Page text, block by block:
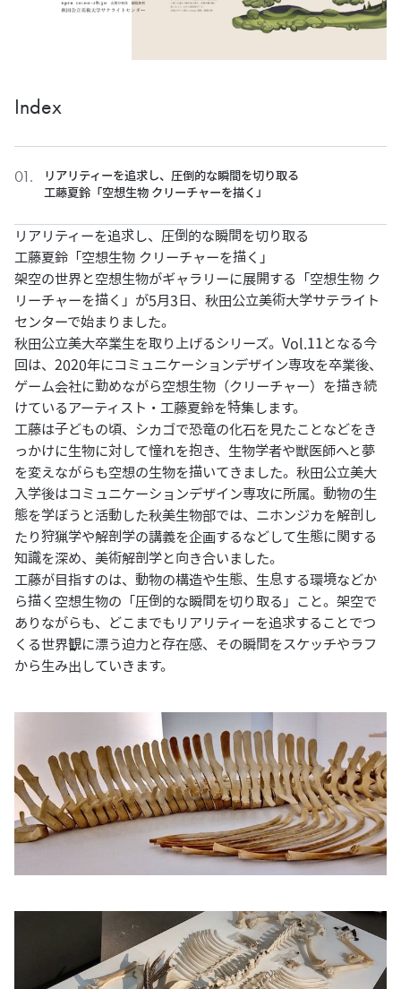
Index
リアリティーを追求し、圧倒的な瞬間を切り取る
工藤夏鈴「空想生物 クリーチャーを描く」
リアリティーを追求し、圧倒的な瞬間を切り取る
工藤夏鈴「空想生物 クリーチャーを描く」
架空の世界と空想生物がギャラリーに展開する「空想生物 ク
リーチャーを描く」が5月3日、秋田公立美術大学サテライト
センターで始まりました。
秋田公立美大卒業生を取り上げるシリーズ。Vol.11となる今
回は、2020年にコミュニケーションデザイン専攻を卒業後、
ゲーム会社に勤めながら空想生物（クリーチャー）を描き続
けているアーティスト・工藤夏鈴を特集します。
工藤は子どもの頃、シカゴで恐竜の化石を見たことなどをき
っかけに生物に対して憧れを抱き、生物学者や獣医師へと夢
を変えながらも空想の生物を描いてきました。秋田公立美大
入学後はコミュニケーションデザイン専攻に所属。動物の生
態を学ぼうと活動した秋美生物部では、ニホンジカを解剖し
たり狩猟学や解剖学の講義を企画するなどして生態に関する
知識を深め、美術解剖学と向き合いました。
工藤が目指すのは、動物の構造や生態、生息する環境などか
ら描く空想生物の「圧倒的な瞬間を切り取る」こと。架空で
ありながらも、どこまでもリアリティーを追求することでつ
くる世界観に漂う迫力と存在感、その瞬間をスケッチやラフ
から生み出していきます。